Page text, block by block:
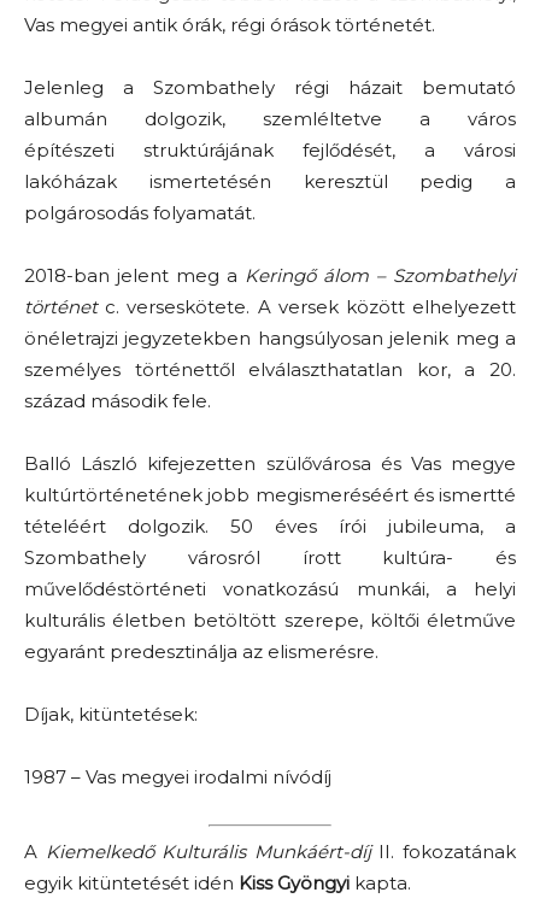
Vas megyei antik órák, régi órások történetét.
Jelenleg a Szombathely régi házait bemutató
albumán dolgozik, szemléltetve a város
építészeti struktúrájának fejlődését, a városi
lakóházak ismertetésén keresztül pedig a
polgárosodás folyamatát.
2018-ban jelent meg a Keringő álom – Szombathelyi
történetc. verseskötete. A versek között elhelyezett
önéletrajzi jegyzetekben hangsúlyosan jelenik meg a
személyes történettől elválaszthatatlan kor, a 20.
század második fele.
Balló László kifejezetten szülővárosa és Vas megye
kultúrtörténetének jobb megismeréséért és ismertté
tételéért dolgozik. 50 éves írói jubileuma, a
Szombathely városról írott kultúra- és
művelődéstörténeti vonatkozású munkái, a helyi
kulturális életben betöltött szerepe, költői életműve
egyaránt predesztinálja az elismerésre.
Díjak, kitüntetések:
1987 – Vas megyei irodalmi nívódíj
A Kiemelkedő Kulturális Munkáért-díjII. fokozatának
egyik kitüntetését idén Kiss Gyöngyi kapta.